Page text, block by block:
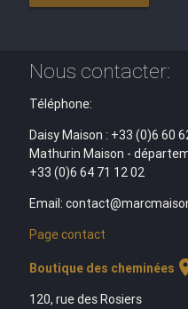
Nous contacter:
Téléphone:
Daisy Maison : +33 (0)6 60
Mathurin Maison -
+33 (0)6 64 71 12 02
Email:
Page contact
Boutique des cheminées
120, rue des Rosiers